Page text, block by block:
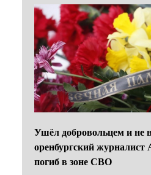
Ушёл добровольцем и не
оренбургский
погиб в зоне СВО